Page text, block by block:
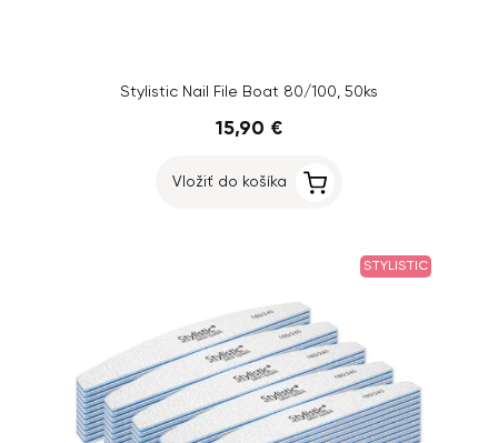
Stylistic Nail File Boat 80/100, 50ks
15,90 €
Vložiť do košíka
STYLISTIC